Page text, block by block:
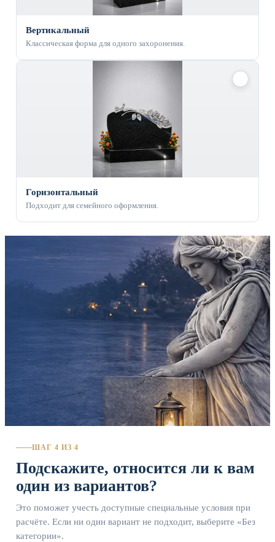
Вертикальный
Классическая форма для одного захоронения.
Горизонтальный
Подходит для семейного оформления.
ШАГ 4 ИЗ 4
Подскажите, относится ли к вам
один из вариантов?
Это поможет учесть доступные специальные условия при
расчёте. Если ни один вариант не подходит, выберите «Без
категории».